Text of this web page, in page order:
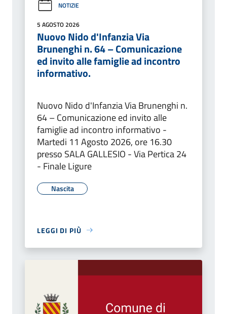
NOTIZIE
5 AGOSTO 2026
Nuovo Nido d'Infanzia Via
Brunenghi n. 64 – Comunicazione
ed invito alle famiglie ad incontro
informativo.
Nuovo Nido d'Infanzia Via Brunenghi n.
64 – Comunicazione ed invito alle
famiglie ad incontro informativo -
Martedi 11 Agosto 2026, ore 16.30
presso SALA GALLESIO - Via Pertica 24
- Finale Ligure
Nascita
LEGGI DI PIÙ